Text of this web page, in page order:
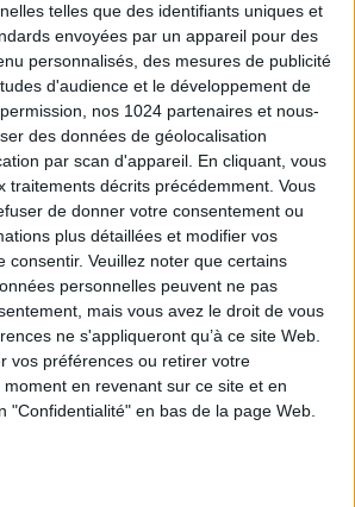
telles que des identifiants uniques et
envoyées par un appareil pour des
personnalisés, des mesures de publicité
d'audience et le développement de
nos 1024 partenaires et nous-
des données de géolocalisation
par scan d'appareil. En cliquant, vous
traitements décrits précédemment. Vous
de donner votre consentement ou
plus détaillées et modifier vos
consentir. Veuillez noter que certains
personnelles peuvent ne pas
mais vous avez le droit de vous
ne s'appliqueront qu’à ce site Web.
vos préférences ou retirer votre
en revenant sur ce site et en
"Confidentialité" en bas de la page Web.
dernier alinéa du III de l’article 2
2022, la Mission
charge de l’organisme unique
au Conseil National des
de Commerce la possibilité
de réaliser certaines
du portail Infogreffe relevant du
des greffes de
dans leur ancienne mission
des entreprises
informations-et-dossiers-
actus022023-
des-services-